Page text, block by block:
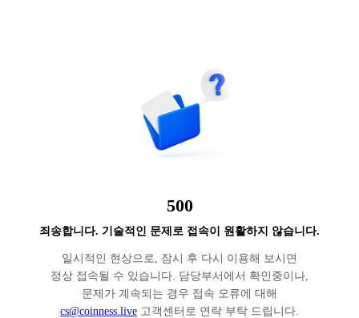
500
죄송합니다. 기술적인 문제로 접속이 원활하지 않습니다.
일시적인 현상으로, 잠시 후 다시 이용해 보시면
정상 접속될 수 있습니다. 담당부서에서 확인중이나,
문제가 계속되는 경우 접속 오류에 대해
cs@coinness.live 고객센터로 연락 부탁 드립니다.